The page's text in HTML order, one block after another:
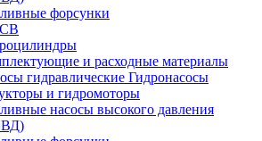
форсунки
и расходные материалы
гидравлические Гидронасосы
и гидромоторы
насосы высокого давления